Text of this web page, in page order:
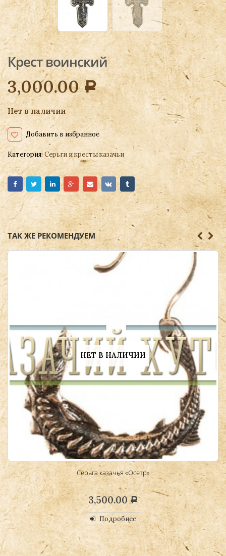
Крест воинский
3,000.00Р
Нет в наличии
Добавить в избранное
Категория:Серьги и кресты казачьи
ТАК ЖЕ РЕКОМЕНДУЕМ
НЕТ В НАЛИЧИИ
Серьга казачья «Осетр»
3,500.00Р
Подробнее